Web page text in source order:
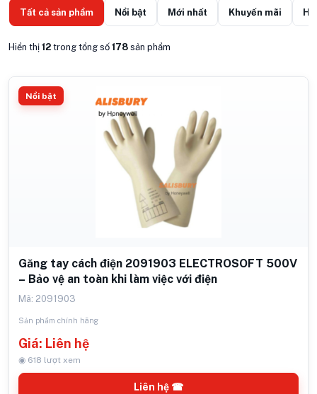
Tất cả sản phẩm Nổi bật Mới nhất Khuyến mãi
Hiển thị 12 trong tổng số 178 sản phẩm
Nổi bật
Găng tay cách điện 2091903 ELECTROSOFT 500V
– Bảo vệ an toàn khi làm việc với điện
Mã: 2091903
Sản phẩm chính hãng
Giá: Liên hệ
◉ 618 lượt xem
Liên hệ ☎